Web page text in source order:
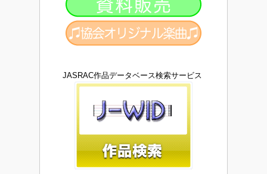
JASRAC作品データベース検索サービス